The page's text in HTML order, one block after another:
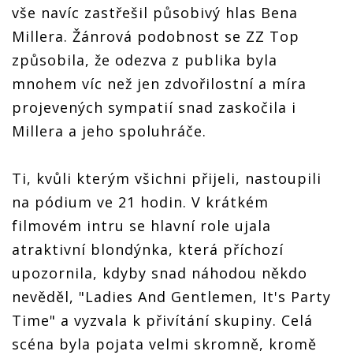
vše navíc zastřešil působivý hlas Bena
Millera. Žánrová podobnost se ZZ Top
způsobila, že odezva z publika byla
mnohem víc než jen zdvořilostní a míra
projevených sympatií snad zaskočila i
Millera a jeho spoluhráče.
Ti, kvůli kterým všichni přijeli, nastoupili
na pódium ve 21 hodin. V krátkém
filmovém intru se hlavní role ujala
atraktivní blondýnka, která příchozí
upozornila, kdyby snad náhodou někdo
nevěděl, "Ladies And Gentlemen, It's Party
Time" a vyzvala k přivítání skupiny. Celá
scéna byla pojata velmi skromně, kromě